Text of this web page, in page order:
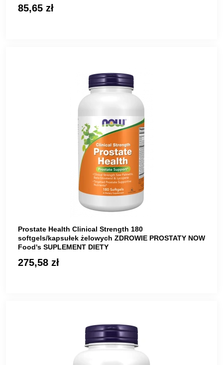
85,65 zł
Prostate Health Clinical Strength 180
softgels/kapsułek żelowych ZDROWIE PROSTATY NOW
Food's SUPLEMENT DIETY
275,58 zł